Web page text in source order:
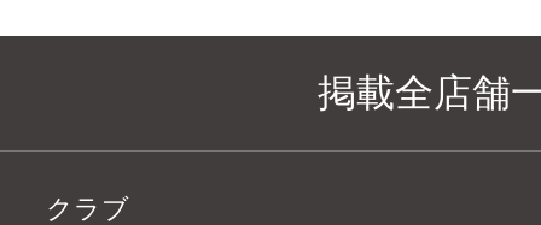
掲載全店舗
クラブ